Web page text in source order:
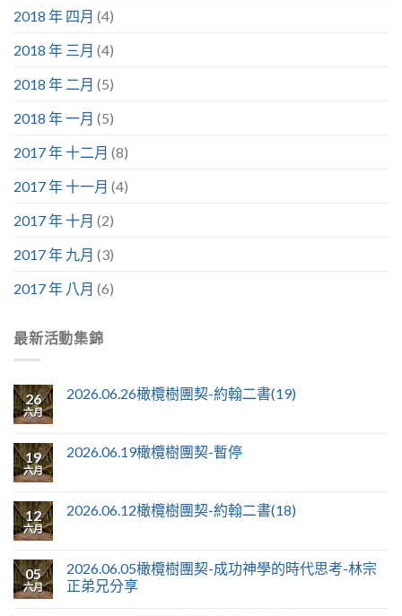
2018 年 四月 (4)
2018 年 三月 (4)
2018 年 二月 (5)
2018 年 一月 (5)
2017 年 十二月 (8)
2017 年 十一月 (4)
2017 年 十月 (2)
2017 年 九月 (3)
2017 年 八月 (6)
最新活動集錦
26
六月
2026.06.26橄欖樹團契-約翰二書(19)
19
六月
2026.06.19橄欖樹團契-暫停
12
六月
2026.06.12橄欖樹團契-約翰二書(18)
05
六月
2026.06.05橄欖樹團契-成功神學的時代思考-林宗
正弟兄分享